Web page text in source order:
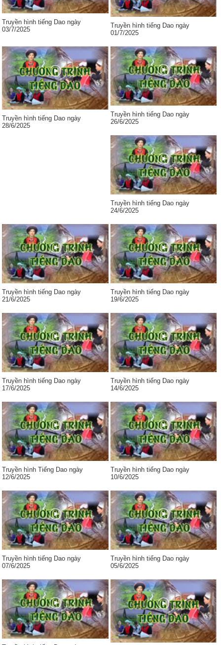
Truyền hình tiếng Dao ngày
03/7/2025
Truyền hình tiếng Dao ngày
01/7/2025
Truyền hình tiếng Dao ngày
28/6/2025
Truyền hình tiếng Dao ngày
26/6/2025
Truyền hình tiếng Dao ngày
24/6/2025
Truyền hình tiếng Dao ngày
21/6/2025
Truyền hình tiếng Dao ngày
19/6/2025
Truyền hình tiếng Dao ngày
17/6/2025
Truyền hình tiếng Dao ngày
14/6/2025
Truyền hình Tiếng Dao ngày
12/6/2025
Truyền hình tiếng Dao ngày
10/6/2025
Truyền hình tiếng Dao ngày
07/6/2025
Truyền hình tiếng Dao ngày
05/6/2025